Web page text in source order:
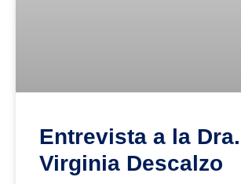
Entrevista a la Dra.
Virginia Descalzo